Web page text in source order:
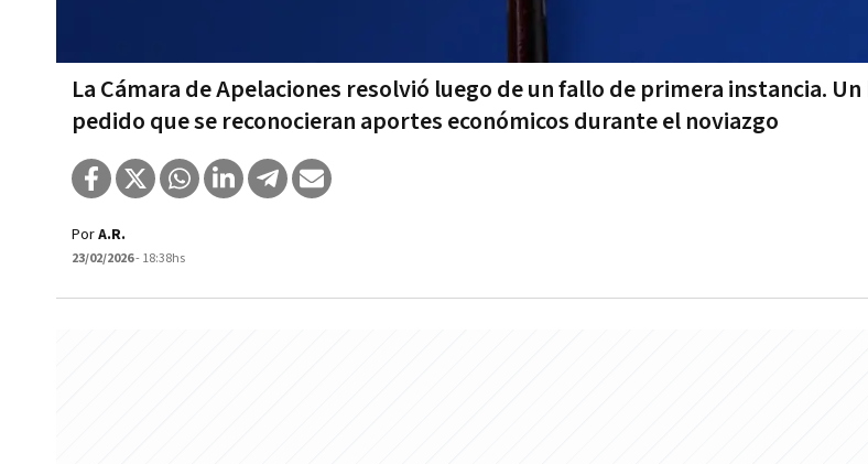
La Cámara de Apelaciones resolvió luego de un fallo de primera instancia.
pedido que se reconocieran aportes económicos durante el noviazgo
PorA.R.
23/02/2026- 18:38hs